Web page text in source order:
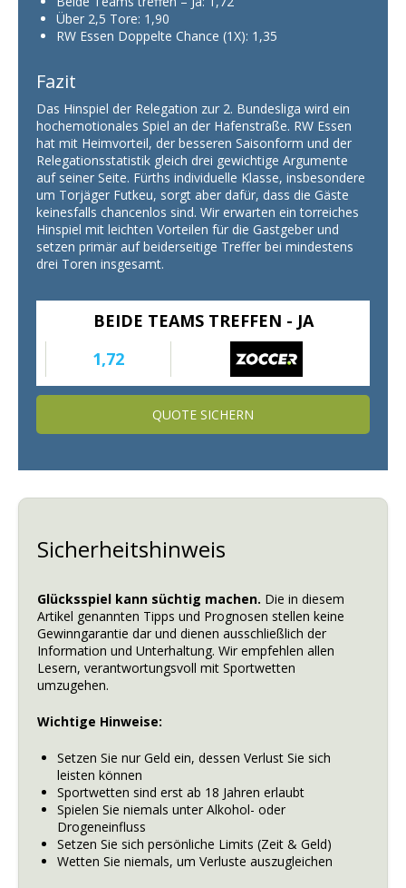
Über 2,5 Tore: 1,90
RW Essen Doppelte Chance (1X): 1,35
Fazit
Das Hinspiel der Relegation zur 2. Bundesliga wird ein
hochemotionales Spiel an der Hafenstraße. RW Essen
hat mit Heimvorteil, der besseren Saisonform und der
Relegationsstatistik gleich drei gewichtige Argumente
auf seiner Seite. Fürths individuelle Klasse, insbesondere
um Torjäger Futkeu, sorgt aber dafür, dass die Gäste
keinesfalls chancenlos sind. Wir erwarten ein torreiches
Hinspiel mit leichten Vorteilen für die Gastgeber und
setzen primär auf beiderseitige Treffer bei mindestens
drei Toren insgesamt.
BEIDE TEAMS TREFFEN - JA
1,72
QUOTE SICHERN
Sicherheitshinweis
Glücksspiel kann süchtig machen. Die in diesem
Artikel genannten Tipps und Prognosen stellen keine
Gewinngarantie dar und dienen ausschließlich der
Information und Unterhaltung. Wir empfehlen allen
Lesern, verantwortungsvoll mit Sportwetten
umzugehen.
Wichtige Hinweise:
Setzen Sie nur Geld ein, dessen Verlust Sie sich
leisten können
Sportwetten sind erst ab 18 Jahren erlaubt
Spielen Sie niemals unter Alkohol- oder
Drogeneinfluss
Setzen Sie sich persönliche Limits (Zeit & Geld)
Wetten Sie niemals, um Verluste auszugleichen